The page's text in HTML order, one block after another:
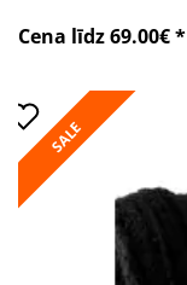
Cena līdz 69.00€ *
SALE